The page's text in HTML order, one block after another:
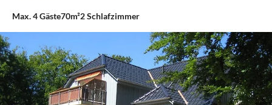
Max.4Gäste70m²2Schlafzimmer